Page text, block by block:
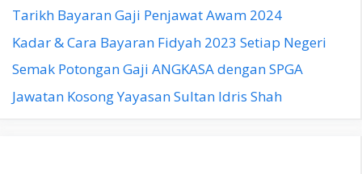
Tarikh Bayaran Gaji Penjawat Awam 2024
Kadar & Cara Bayaran Fidyah 2023 Setiap Negeri
Semak Potongan Gaji ANGKASA dengan SPGA
Jawatan Kosong Yayasan Sultan Idris Shah